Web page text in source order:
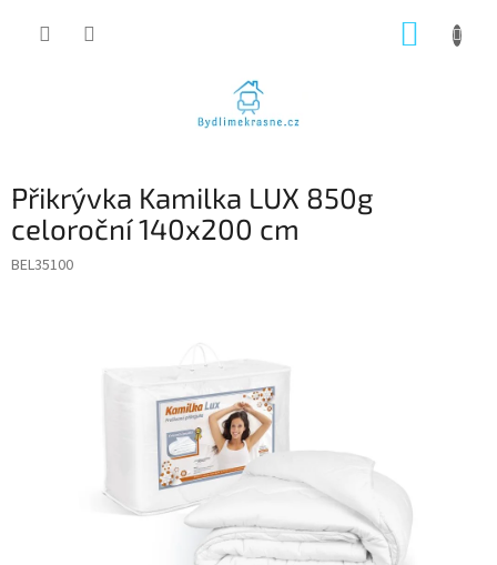
Přikrývka Kamilka LUX 850g
celoroční 140x200 cm
BEL35100